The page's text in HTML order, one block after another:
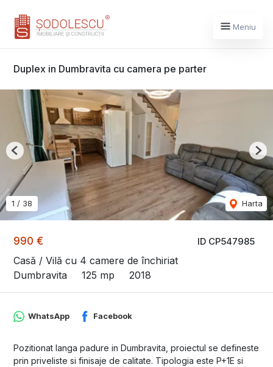
Meniu
Duplex in Dumbravita cu camera pe parter
ID CP547985
990 €
Casă / Vilă cu 4 camere de închiriat
Dumbravita
125 mp 2018
1 / 38 Harta
Previous
WhatsApp Facebook
Pozitionat langa padure in Dumbravita, proiectul se defineste
prin priveliste si finisaje de calitate. Tipologia este P+1E si